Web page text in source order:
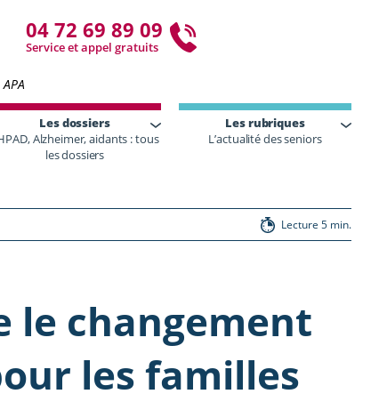
04 72 69 89 09
Service et appel gratuits
Les dossiers
Alzheimer, aidants : tous
les dossiers
Les rubriques
L’actualité des seniors
Lecture 5 min.
le changement
les familles